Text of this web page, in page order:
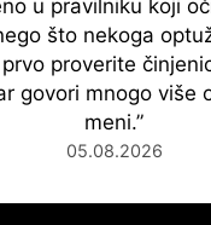
u pravilniku koji
što nekoga
proverite
govori mnogo više
meni.”
05.08.2026